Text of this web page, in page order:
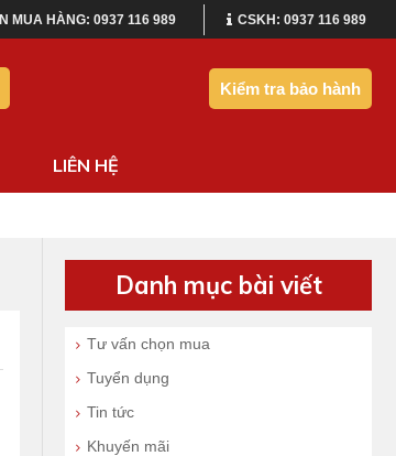
MUA HÀNG: 0937 116 989 CSKH: 0937 116 989
Kiểm tra bảo hành
LIÊN HỆ
Danh mục bài viết
Tư vấn chọn mua
Tuyển dụng
Tin tức
Khuyến mãi